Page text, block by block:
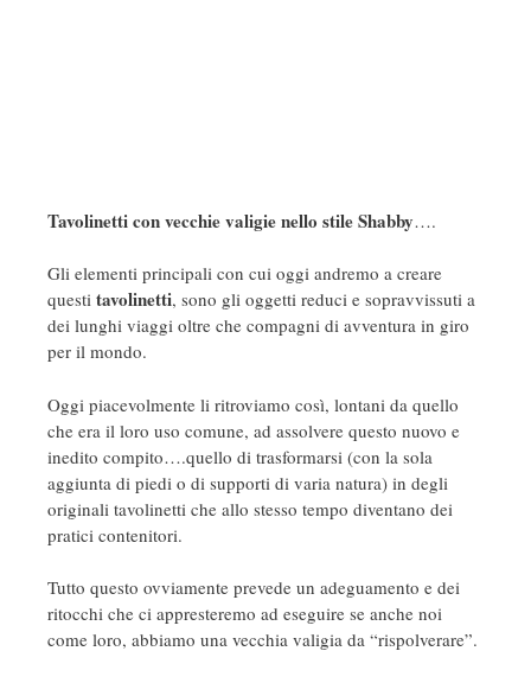
Tavolinetti con vecchie valigie nello stile Shabby….
Gli elementi principali con cui oggi andremo a creare
questi tavolinetti, sono gli oggetti reduci e sopravvissuti a
dei lunghi viaggi oltre che compagni di avventura in giro
per il mondo.
Oggi piacevolmente li ritroviamo così, lontani da quello
che era il loro uso comune, ad assolvere questo nuovo e
inedito compito….quello di trasformarsi (con la sola
aggiunta di piedi o di supporti di varia natura) in degli
originali tavolinetti che allo stesso tempo diventano dei
pratici contenitori.
Tutto questo ovviamente prevede un adeguamento e dei
ritocchi che ci appresteremo ad eseguire se anche noi
come loro, abbiamo una vecchia valigia da “rispolverare”.